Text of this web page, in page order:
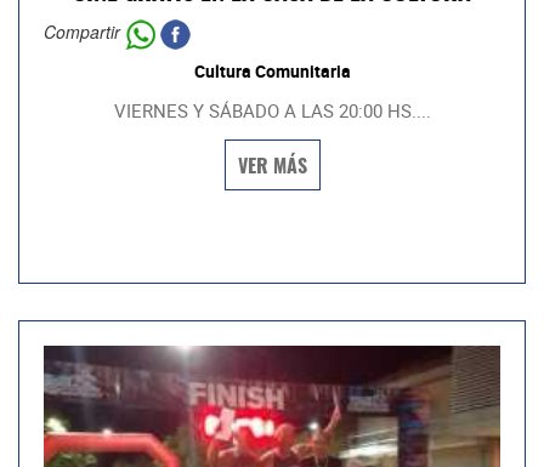
Compartir
Cultura Comunitaria
VIERNES Y SÁBADO A LAS 20:00 HS....
VER MÁS